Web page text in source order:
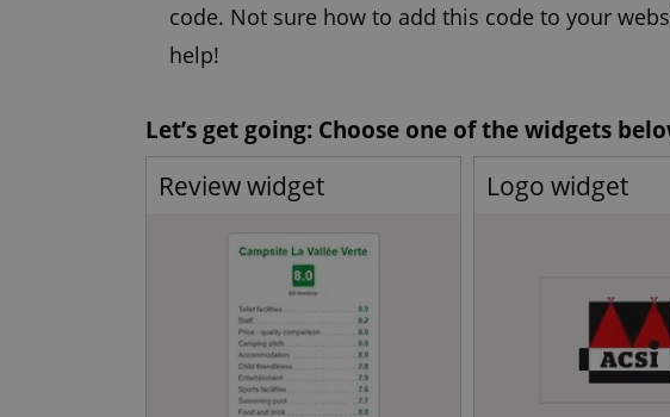
code. Not sure how to add this code to your
help!
Let’s get going: Choose one of the widgets
Review widget Logo widget